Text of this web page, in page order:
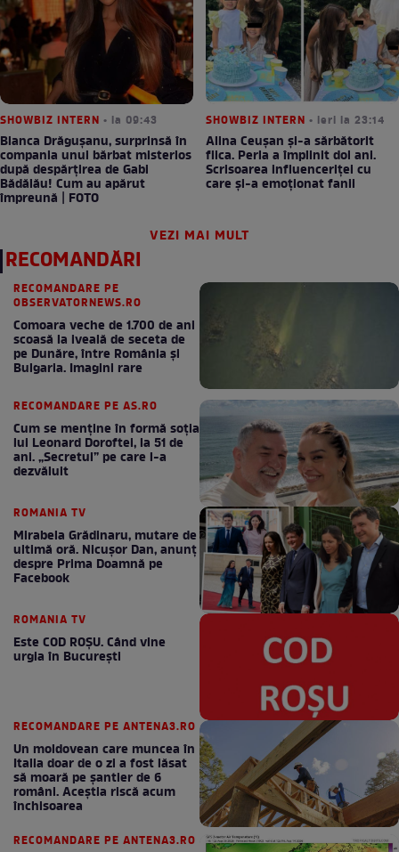
SHOWBIZ INTERN • la 09:43
Bianca Drăgușanu, surprinsă în
compania unui bărbat misterios
după despărțirea de Gabi
Bădălău! Cum au apărut
împreună | FOTO
SHOWBIZ INTERN • ieri la 23:14
Alina Ceușan și-a sărbătorit
fiica. Perla a împlinit doi ani.
Scrisoarea influenceriței cu
care și-a emoționat fanii
VEZI MAI MULT
RECOMANDĂRI
RECOMANDARE PE
OBSERVATORNEWS.RO
Comoara veche de 1.700 de ani
scoasă la iveală de seceta de
pe Dunăre, între România şi
Bulgaria. Imagini rare
RECOMANDARE PE AS.RO
Cum se menţine în formă soţia
lui Leonard Doroftei, la 51 de
ani. „Secretul” pe care l-a
dezvăluit
ROMANIA TV
Mirabela Grădinaru, mutare de
ultimă oră. Nicuşor Dan, anunţ
despre Prima Doamnă pe
Facebook
ROMANIA TV
Este COD ROŞU. Când vine
urgia în Bucureşti
RECOMANDARE PE ANTENA3.RO
Un moldovean care muncea în
Italia doar de o zi a fost lăsat
să moară pe şantier de 6
români. Aceștia riscă acum
închisoarea
RECOMANDARE PE ANTENA3.RO